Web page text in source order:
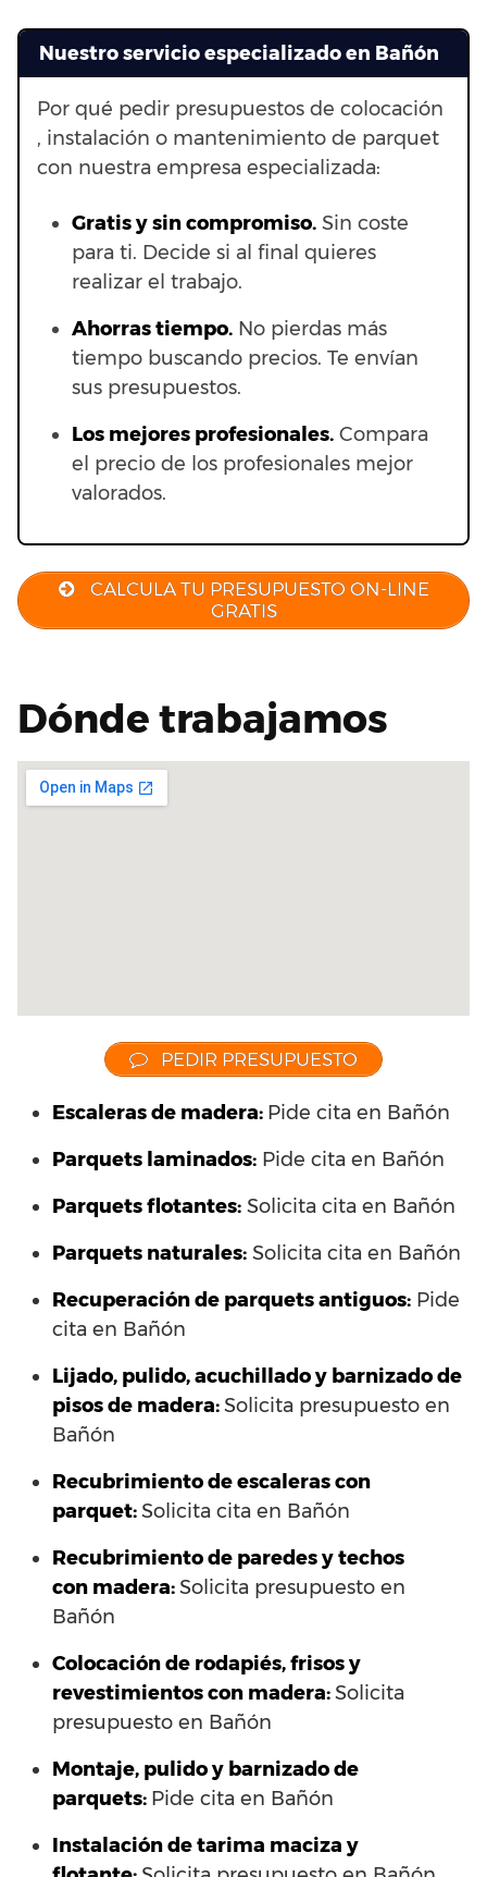
Nuestro servicio especializado en Bañón
Por qué pedir presupuestos de colocación
, instalación o mantenimiento de parquet
con nuestra empresa especializada:
Gratis y sin compromiso. Sin coste
para ti. Decide si al final quieres
realizar el trabajo.
Ahorras tiempo. No pierdas más
tiempo buscando precios. Te envían
sus presupuestos.
Los mejores profesionales. Compara
el precio de los profesionales mejor
valorados.
CALCULA TU PRESUPUESTO ON-LINE
GRATIS
Dónde trabajamos
PEDIR PRESUPUESTO
Escaleras de madera: Pide cita en Bañón
Parquets laminados: Pide cita en Bañón
Parquets flotantes: Solicita cita en Bañón
Parquets naturales: Solicita cita en Bañón
Recuperación de parquets antiguos: Pide
cita en Bañón
Lijado, pulido, acuchillado y barnizado de
pisos de madera:Solicita presupuesto en
Bañón
Recubrimiento de escaleras con
parquet:Solicita cita en Bañón
Recubrimiento de paredes y techos
con madera:Solicita presupuesto en
Bañón
Colocación de rodapiés, frisos y
revestimientos con madera:Solicita
presupuesto en Bañón
Montaje, pulido y barnizado de
parquets: Pide cita en Bañón
Instalación de tarima maciza y